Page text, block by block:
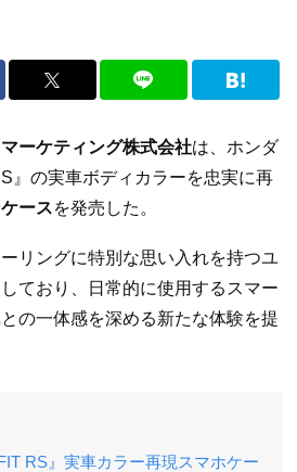
ーケティング株式会社は、ホンダ
』の実車ボディカラーを忠実に再
ースを発売した。
リングに特別な思い入れを持つユ
ており、日常的に使用するスマー
の一体感を深める新たな体験を提
RS』実車カラー再現スマホケー